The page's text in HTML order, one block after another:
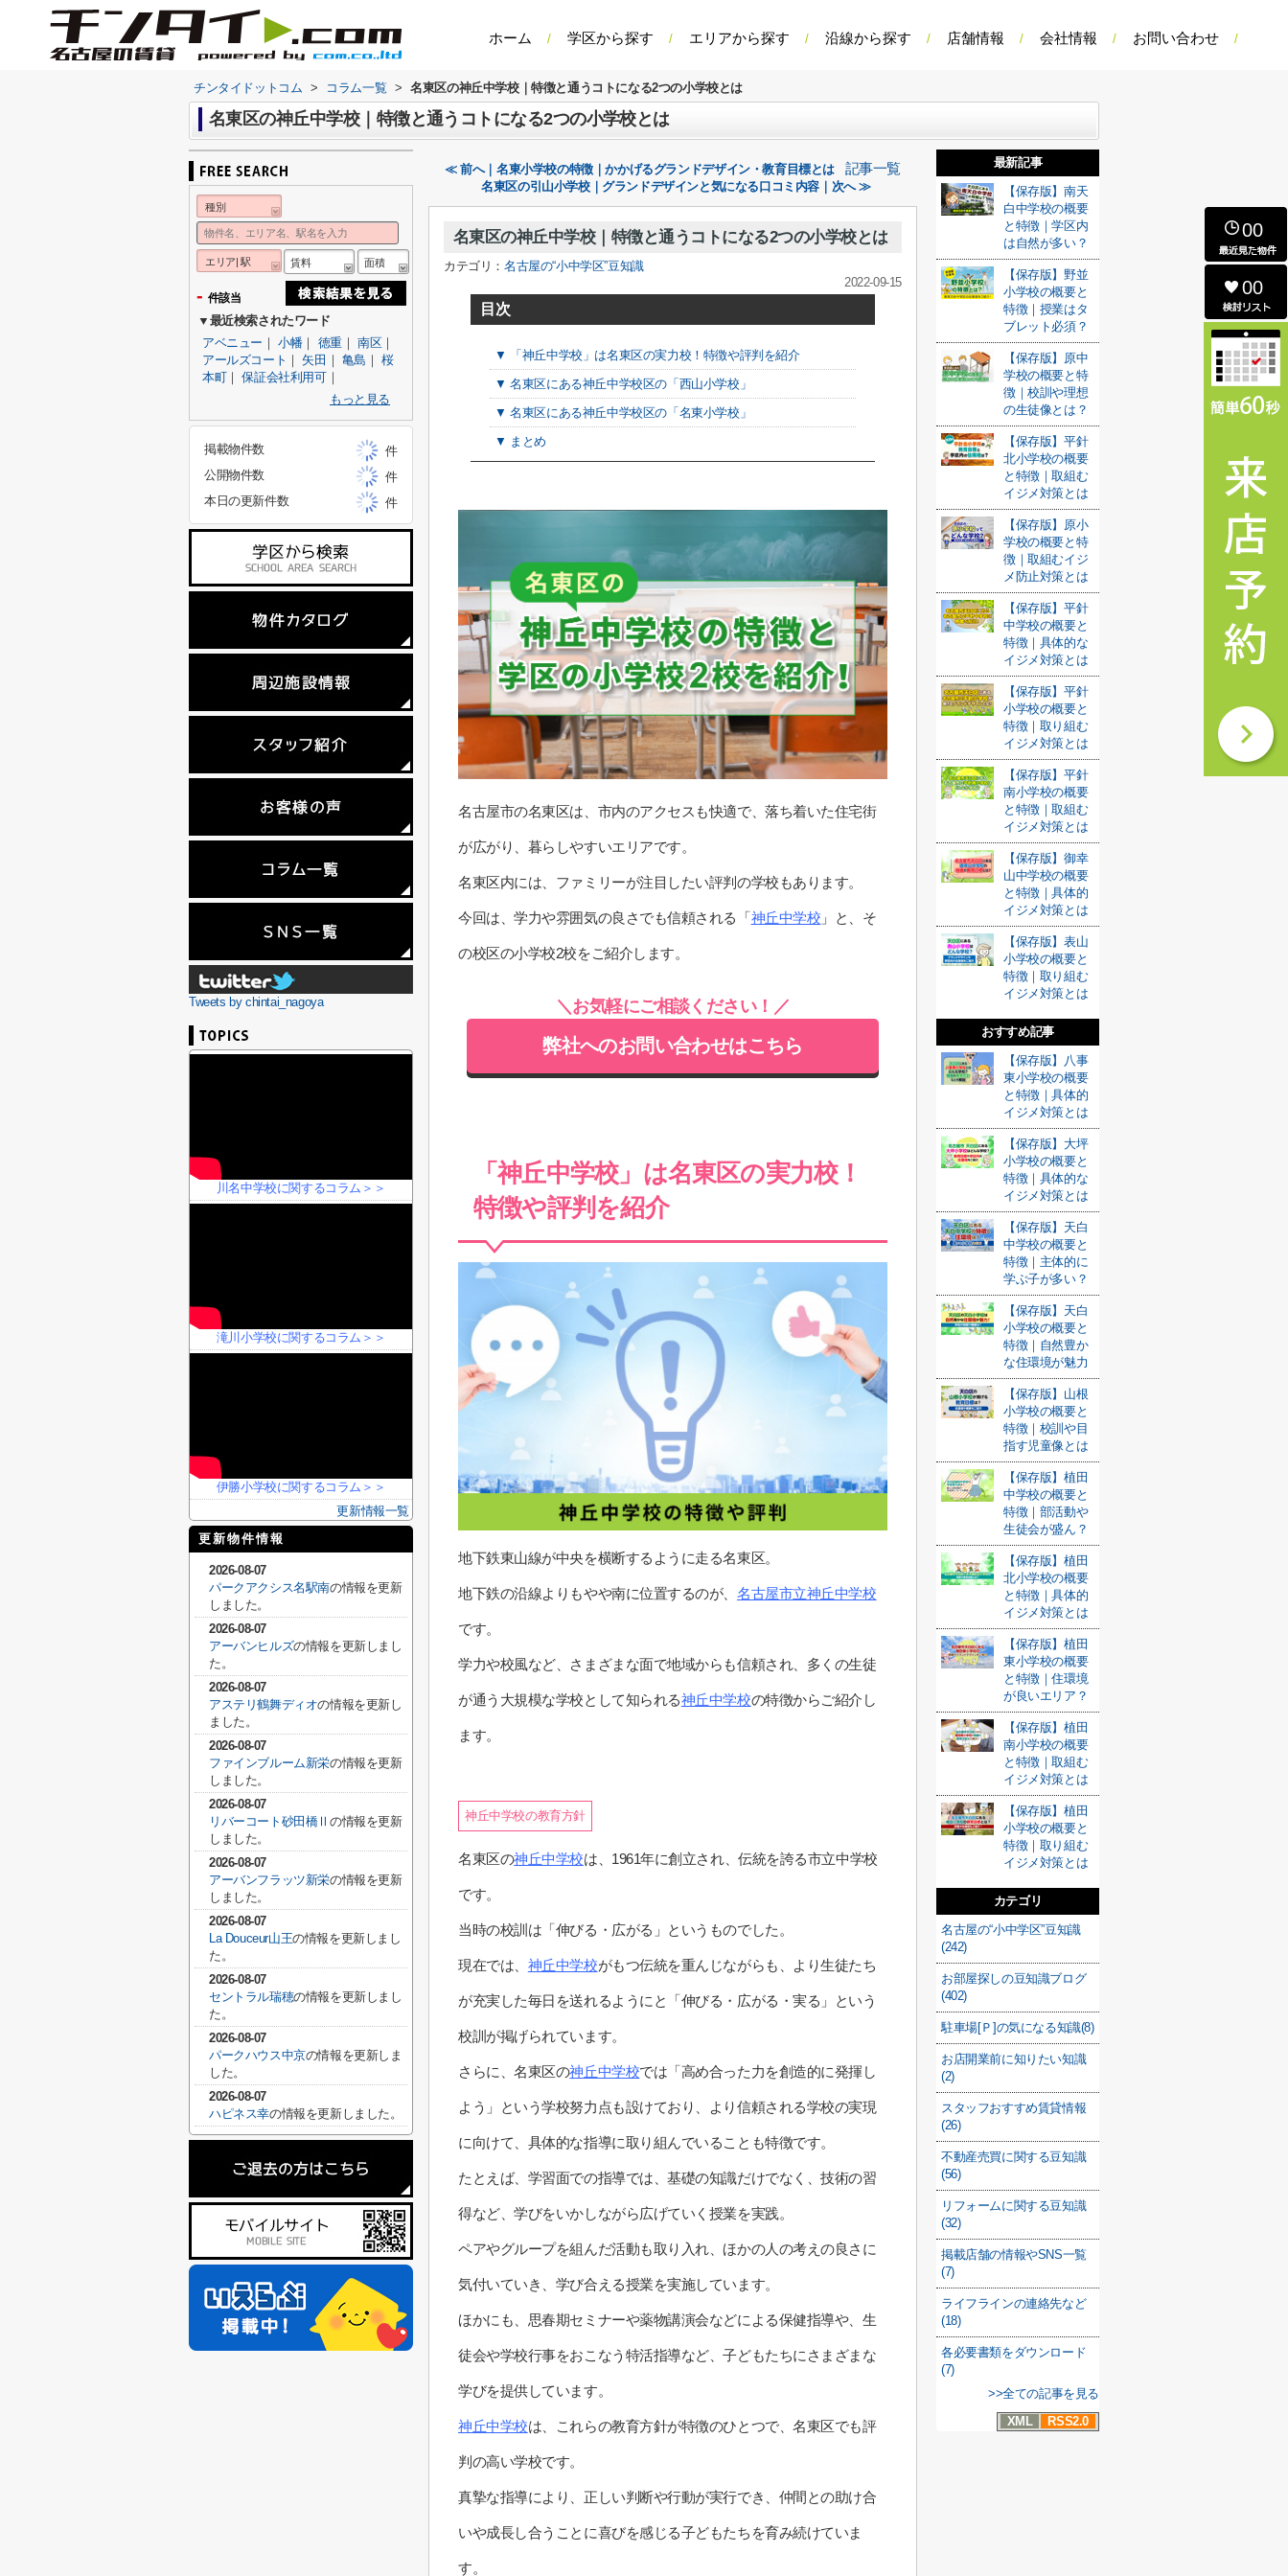
ホーム 学区から探す エリアから探す 沿線から探す 店舗情報 会社情報 お問い合わせ
チンタイドットコム > コラム一覧 > 名東区の神丘中学校｜特徴と通うコトになる2つの小学校とは
名東区の神丘中学校｜特徴と通うコトになる2つの小学校とは
≪ 前へ｜名東小学校の特徴｜かかげるグランドデザイン・教育目標とは 記事一覧
名東区の引山小学校｜グランドデザインと気になる口コミ内容｜次へ ≫
名東区の神丘中学校｜特徴と通うコトになる2つの小学校とは
カテゴリ：名古屋の“小中学区”豆知識
2022-09-15
目次
▼ 「神丘中学校」は名東区の実力校！特徴や評判を紹介
▼ 名東区にある神丘中学校区の「西山小学校」
▼ 名東区にある神丘中学校区の「名東小学校」
▼ まとめ
名古屋市の名東区は、市内のアクセスも快適で、落ち着いた住宅街
が広がり、暮らしやすいエリアです。
名東区内には、ファミリーが注目したい評判の学校もあります。
今回は、学力や雰囲気の良さでも信頼される「神丘中学校 」と、そ
の校区の小学校2校をご紹介します。
＼お気軽にご相談ください！／
弊社へのお問い合わせはこちら
「神丘中学校」は名東区の実力校！
特徴や評判を紹介
地下鉄東山線が中央を横断するように走る名東区。
地下鉄の沿線よりもやや南に位置するのが、 名古屋市立神丘中学校
です。
学力や校風など、さまざまな面で地域からも信頼され、多くの生徒
が通う大規模な学校として知られる神丘中学校の特徴からご紹介し
ます。
神丘中学校の教育方針
名東区の神丘中学校は、1961年に創立され、伝統を誇る市立中学校
です。
当時の校訓は「伸びる・広がる」というものでした。
現在では、 神丘中学校がもつ伝統を重んじながらも、より生徒たち
が充実した毎日を送れるようにと「伸びる・広がる・実る」という
校訓が掲げられています。
さらに、名東区の神丘中学校では「高め合った力を創造的に発揮し
よう」という学校努力点も設けており、より信頼される学校の実現
に向けて、具体的な指導に取り組んでいることも特徴です。
たとえば、学習面での指導では、基礎の知識だけでなく、技術の習
得など、学びをいかしながら広げていく授業を実践。
ペアやグループを組んだ活動も取り入れ、ほかの人の考えの良さに
気付いていき、学び合える授業を実施しています。
ほかにも、思春期セミナーや薬物講演会などによる保健指導や、生
徒会や学校行事をおこなう特活指導など、子どもたちにさまざまな
学びを提供しています。
神丘中学校は、これらの教育方針が特徴のひとつで、名東区でも評
判の高い学校です。
真摯な指導により、正しい判断や行動が実行でき、仲間との助け合
いや成長し合うことに喜びを感じる子どもたちを育み続けていま
す。
最新記事
【保存版】南天
白中学校の概要
と特徴｜学区内
は自然が多い？
【保存版】野並
小学校の概要と
特徴｜授業はタ
ブレット必須？
【保存版】原中
学校の概要と特
徴｜校訓や理想
の生徒像とは？
【保存版】平針
北小学校の概要
と特徴｜取組む
イジメ対策とは
【保存版】原小
学校の概要と特
徴｜取組むイジ
メ防止対策とは
【保存版】平針
中学校の概要と
特徴｜具体的な
イジメ対策とは
【保存版】平針
小学校の概要と
特徴｜取り組む
イジメ対策とは
【保存版】平針
南小学校の概要
と特徴｜取組む
イジメ対策とは
【保存版】御幸
山中学校の概要
と特徴｜具体的
イジメ対策とは
【保存版】表山
小学校の概要と
特徴｜取り組む
イジメ対策とは
おすすめ記事
【保存版】八事
東小学校の概要
と特徴｜具体的
イジメ対策とは
【保存版】大坪
小学校の概要と
特徴｜具体的な
イジメ対策とは
【保存版】天白
中学校の概要と
特徴｜主体的に
学ぶ子が多い？
【保存版】天白
小学校の概要と
特徴｜自然豊か
な住環境が魅力
【保存版】山根
小学校の概要と
特徴｜校訓や目
指す児童像とは
【保存版】植田
中学校の概要と
特徴｜部活動や
生徒会が盛ん？
【保存版】植田
北小学校の概要
と特徴｜具体的
イジメ対策とは
【保存版】植田
東小学校の概要
と特徴｜住環境
が良いエリア？
【保存版】植田
南小学校の概要
と特徴｜取組む
イジメ対策とは
【保存版】植田
小学校の概要と
特徴｜取り組む
イジメ対策とは
カテゴリ
名古屋の“小中学区”豆知識
(242)
お部屋探しの豆知識ブログ
(402)
駐車場[Ｐ]の気になる知識(8)
お店開業前に知りたい知識
(2)
スタッフおすすめ賃貸情報
(26)
不動産売買に関する豆知識
(56)
リフォームに関する豆知識
(32)
掲載店舗の情報やSNS一覧
(7)
ライフラインの連絡先など
(18)
各必要書類をダウンロード
(7)
>>全ての記事を見る
XML
RSS2.0
種別
エリア| 駅 賃料 面積
- 件該当
▼最近検索されたワード
アベニュー ｜小幡 ｜ 徳重｜南区｜
アールズコート ｜ 矢田 ｜ 亀島 ｜桜
本町｜保証会社利用可｜
もっと見る
掲載物件数
件
公開物件数
件
本日の更新件数
件
Tweets by chintai_nagoya
川名中学校に関するコラム＞＞
滝川小学校に関するコラム＞＞
伊勝小学校に関するコラム＞＞
更新情報一覧
更新物件情報
2026-08-07
パークアクシス名駅南の情報を更新
しました。
2026-08-07
アーバンヒルズの情報を更新しまし
た。
2026-08-07
アステリ鶴舞ディオの情報を更新し
ました。
2026-08-07
ファインブルーム新栄の情報を更新
しました。
2026-08-07
リバーコート砂田橋Ⅱの情報を更新
しました。
2026-08-07
アーバンフラッツ新栄の情報を更新
しました。
2026-08-07
La Douceur山王の情報を更新しまし
た。
2026-08-07
セントラル瑞穂の情報を更新しまし
た。
2026-08-07
パークハウス中京の情報を更新しま
した。
2026-08-07
ハピネス幸の情報を更新しました。
00
00